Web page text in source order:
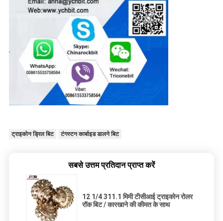
ट्राइकोन ड्रिल बिट टंगस्टन कार्बाइड डालने बिट
सबसे उत्तम प्रतिदान प्राप्त करें
12 1/4 311.1 मिमी टीसीआई ट्राइकोन रोलर
रॉक बिट / कारखाने की कीमत के साथ